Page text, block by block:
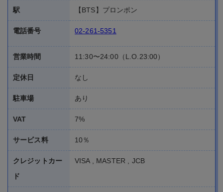
駅 【BTS】プロンポン
電話番号 02-261-5351
営業時間 11:30〜24:00（L.O.23:00）
定休日 なし
駐車場 あり
VAT 7%
サービス料 10％
クレジットカー
ド
VISA , MASTER , JCB